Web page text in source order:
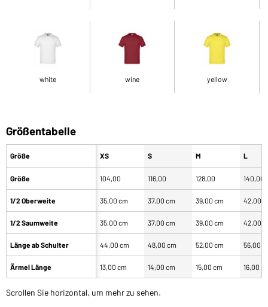
white wine yellow
Größentabelle
Größe
Größe
1/2 Oberweite
1/2 Saumweite
Länge ab Schulter
Ärmel Länge
XS S M L
104,00 116,00 128,00 140,00
35,00 cm 37,00 cm 39,00 cm 42,00
35,00 cm 37,00 cm 39,00 cm 42,00
44,00 cm 48,00 cm 52,00 cm 56,00
13,00 cm 14,00 cm 15,00 cm 16,00
Scrollen Sie horizontal, um mehr zu sehen.